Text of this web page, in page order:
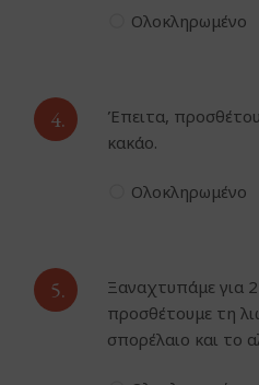
Ολοκληρωμένο
4.
Έπειτα,
κακάο.
Ολοκληρωμένο
5.
Ξαναχτυπάμε για
προσθέτουμε τη
σπορέλαιο και το